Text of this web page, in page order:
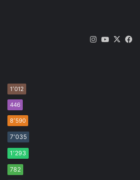
فيسبوك
‫X
‫YouTube
1٬012
446
8٬590
7٬035
1٬293
782